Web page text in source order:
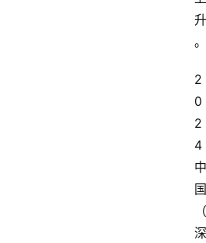
升
。
2
0
2
4
中
国
（
深